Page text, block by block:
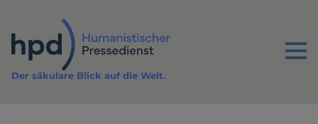
Inhalt
Menu
Der säkulare Blick auf die Welt.